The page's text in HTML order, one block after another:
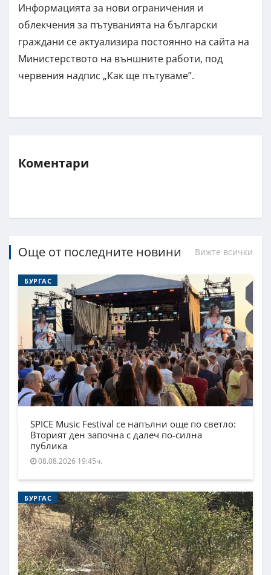
Информацията за нови ограничения и
облекчения за пътуванията на български
граждани се актуализира постоянно на сайта на
Министерството на външните работи, под
червения надпис „Как ще пътуваме”.
Коментари
Още от последните новини Вижте всички
БУРГАС
SPICE Music Festival се напълни още по светло:
Вторият ден започна с далеч по-силна
публика
08.08.2026 19:45ч.
БУРГАС